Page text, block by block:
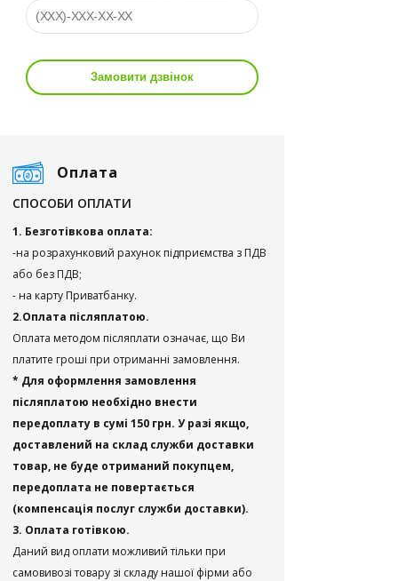
Замовити дзвінок
Оплата
СПОСОБИ ОПЛАТИ
1. Безготівкова оплата:
-на розрахунковий рахунок підприємства з ПДВ
або без ПДВ;
- на карту Приватбанку.
2.Оплата післяплатою.
Оплата методом післяплати означає, що Ви
платите гроші при отриманні замовлення.
* Для оформлення замовлення
післяплатою необхідно внести
передоплату в сумі 150 грн. У разі якщо,
доставлений на склад служби доставки
товар, не буде отриманий покупцем,
передоплата не повертається
(компенсація послуг служби доставки).
3. Оплата готівкою.
Даний вид оплати можливий тільки при
самовивозі товару зі складу нашої фірми або